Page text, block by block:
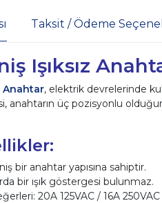
Taksit / Ödeme
Işıksız
Anahtar, elektrik devrelerinde
anahtarın üç pozisyonlu
bir anahtar yapısına sahiptir.
bir ışık göstergesi bulunmaz.
20A 125VAC / 16A 250VAC